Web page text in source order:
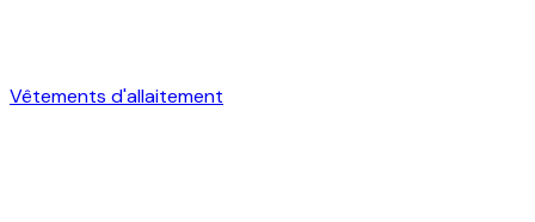
Vêtements d'allaitement